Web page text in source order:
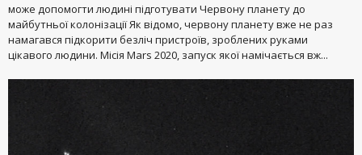
може допомогти людині підготувати Червону планету до
майбутньої колонізації Як відомо, червону планету вже не раз
намагався підкорити безліч пристроїв, зроблених руками
цікавого людини. Місія Mars 2020, запуск якої намічається вж...